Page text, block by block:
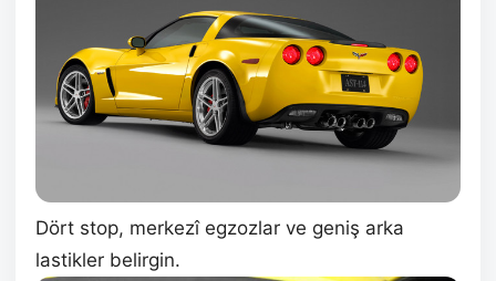
Dört stop, merkezî egzozlar ve geniş arka
lastikler belirgin.